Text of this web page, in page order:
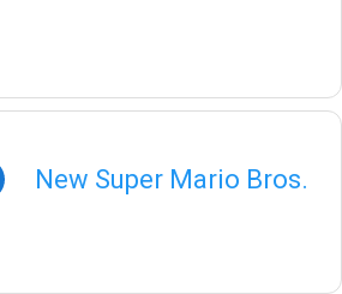
New Super Mario Bros.